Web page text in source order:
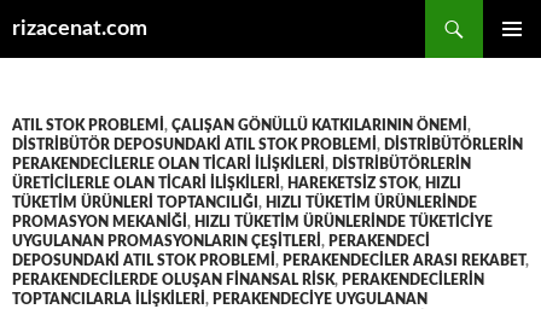
rizacenat.com
ATIL STOK PROBLEMI , ÇALIŞAN GÖNÜLLÜ KATKILARININ ÖNEMI ,
DISTRIBÜTÖR DEPOSUNDAKI ATIL STOK PROBLEMI , DISTRIBÜTÖRLERIN
PERAKENDECILERLE OLAN TICARI ILIŞKILERI , DISTRIBÜTÖRLERIN
ÜRETICILERLE OLAN TICARI ILIŞKILERI , HAREKETSIZ STOK, HIZLI
TÜKETIM ÜRÜNLERI TOPTANCILIĞI , HIZLI TÜKETIM ÜRÜNLERINDE
PROMASYON MEKANIĞI , HIZLI TÜKETIM ÜRÜNLERINDE TÜKETICIYE
UYGULANAN PROMASYONLARIN ÇEŞITLERI , PERAKENDECI
DEPOSUNDAKI ATIL STOK PROBLEMI , PERAKENDECILER ARASI REKABET,
PERAKENDECILERDE OLUŞAN FINANSAL RISK, PERAKENDECILERIN
TOPTANCILARLA ILIŞKILERI , PERAKENDECIYE UYGULANAN